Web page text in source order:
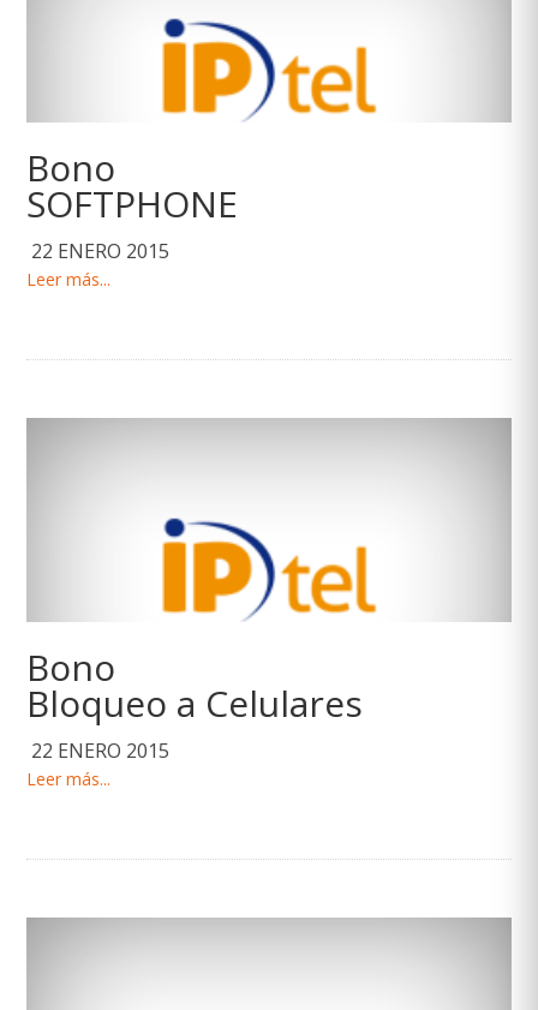
Bono
SOFTPHONE
22 ENERO 2015
Leer más...
Bono
Bloqueo a Celulares
22 ENERO 2015
Leer más...